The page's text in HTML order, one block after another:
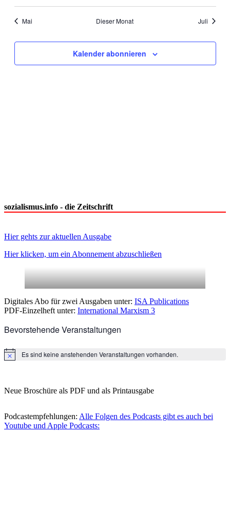
Mai Dieser Monat Juli
Kalender abonnieren
sozialismus.info - die Zeitschrift
Hier gehts zur aktuellen Ausgabe
Hier klicken, um ein Abonnement abzuschließen
Digitales Abo für zwei Ausgaben unter: ISA Publications
PDF-Einzelheft unter: International Marxism 3
Bevorstehende Veranstaltungen
HinweisEs sind keine anstehenden Veranstaltungen vorhanden.
Neue Broschüre als PDF und als Printausgabe
Podcastempfehlungen: Alle Folgen des Podcasts gibt es auch bei
Youtube und Apple Podcasts: